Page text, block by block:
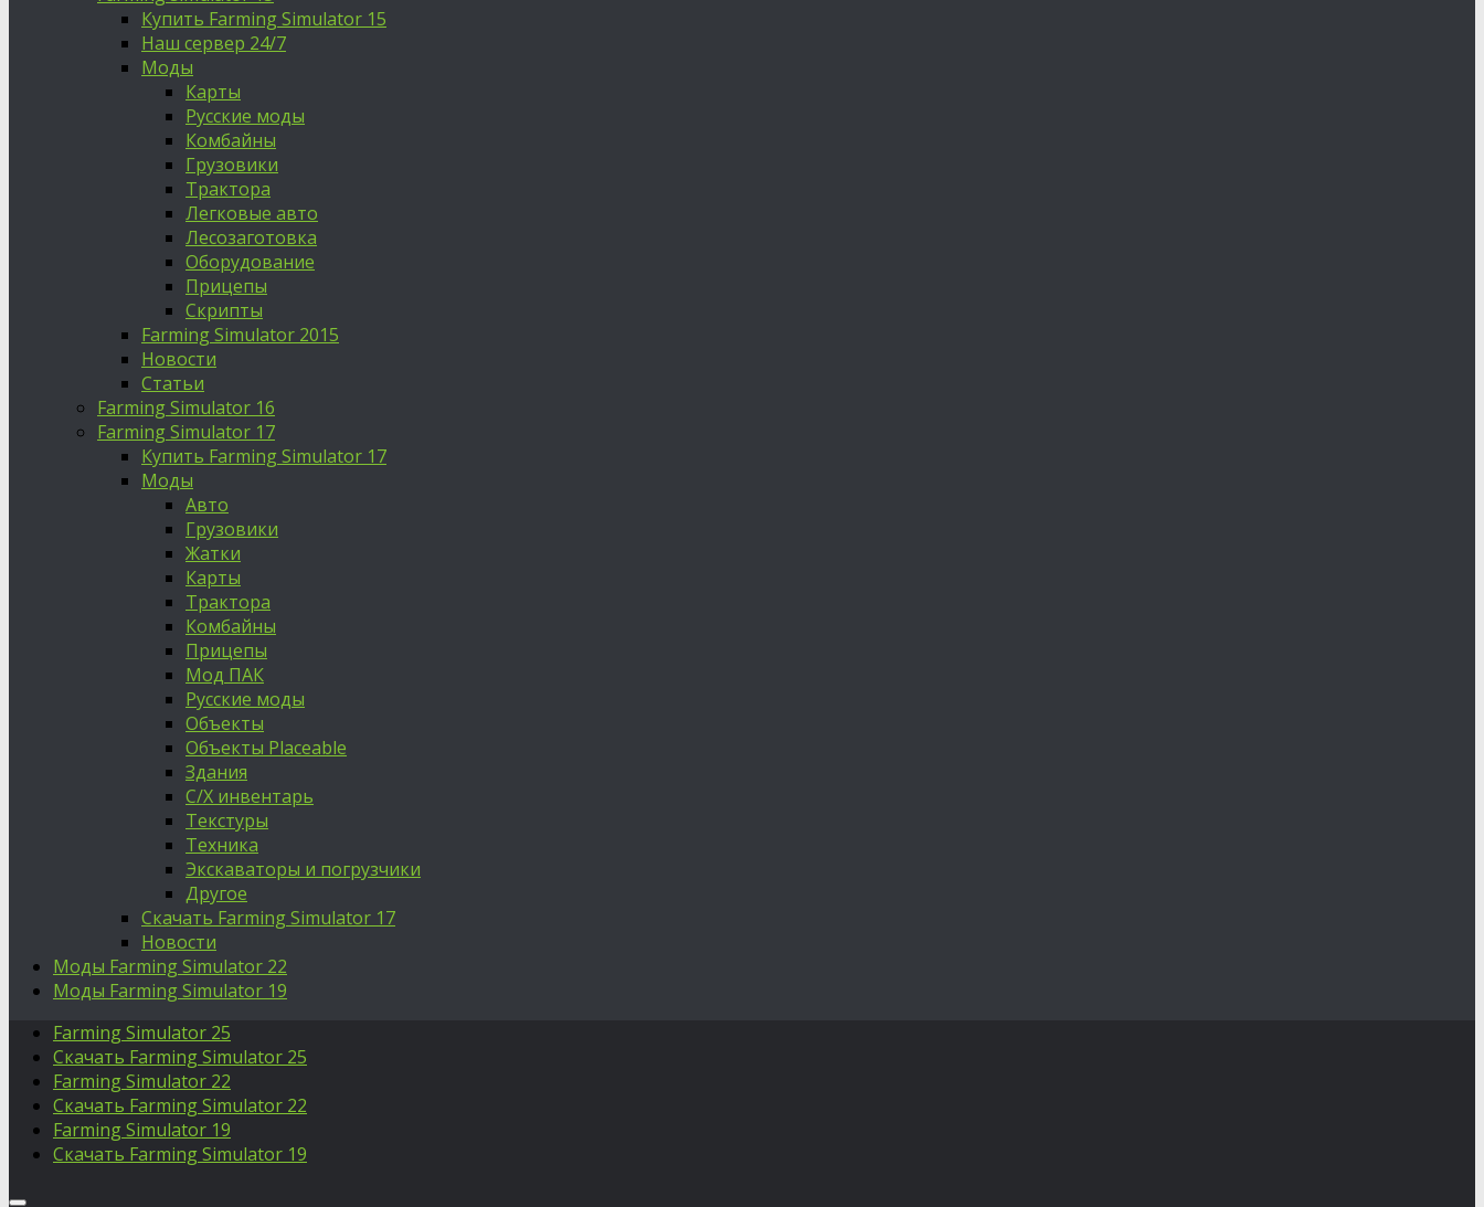
Купить Farming Simulator 15
Наш сервер 24/7
Моды
Карты
Русские моды
Комбайны
Грузовики
Трактора
Легковые авто
Лесозаготовка
Оборудование
Прицепы
Скрипты
Farming Simulator 2015
Новости
Статьи
Farming Simulator 16
Farming Simulator 17
Купить Farming Simulator 17
Моды
Авто
Грузовики
Жатки
Карты
Трактора
Комбайны
Прицепы
Мод ПАК
Русские моды
Объекты
Объекты Placeable
Здания
С/Х инвентарь
Текстуры
Техника
Экскаваторы и погрузчики
Другое
Скачать Farming Simulator 17
Новости
Моды Farming Simulator 22
Моды Farming Simulator 19
Farming Simulator 25
Скачать Farming Simulator 25
Farming Simulator 22
Скачать Farming Simulator 22
Farming Simulator 19
Скачать Farming Simulator 19